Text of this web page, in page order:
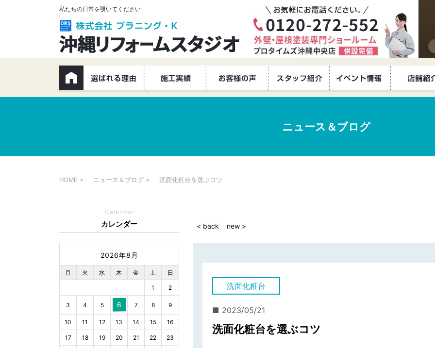
私たちの日常を覗いてください
ニュース＆ブログ
HOME ニュース＆ブログ 洗面化粧台を選ぶコツ
< back new >
洗面化粧台
■ 2023/05/21
洗面化粧台を選ぶコツ
Calender
カレンダー
2026年8月
月 火 水 木 金 土 日
1 2
3 4 5 6 7 8 9
10 11 12 13 14 15 16
17 18 19 20 21 22 23